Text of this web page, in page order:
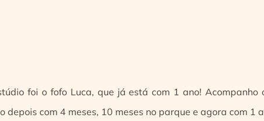
foi o fofo Luca, que já está com 1 ano! Acompanho
depois com 4 meses, 10 meses no parque e agora com 1